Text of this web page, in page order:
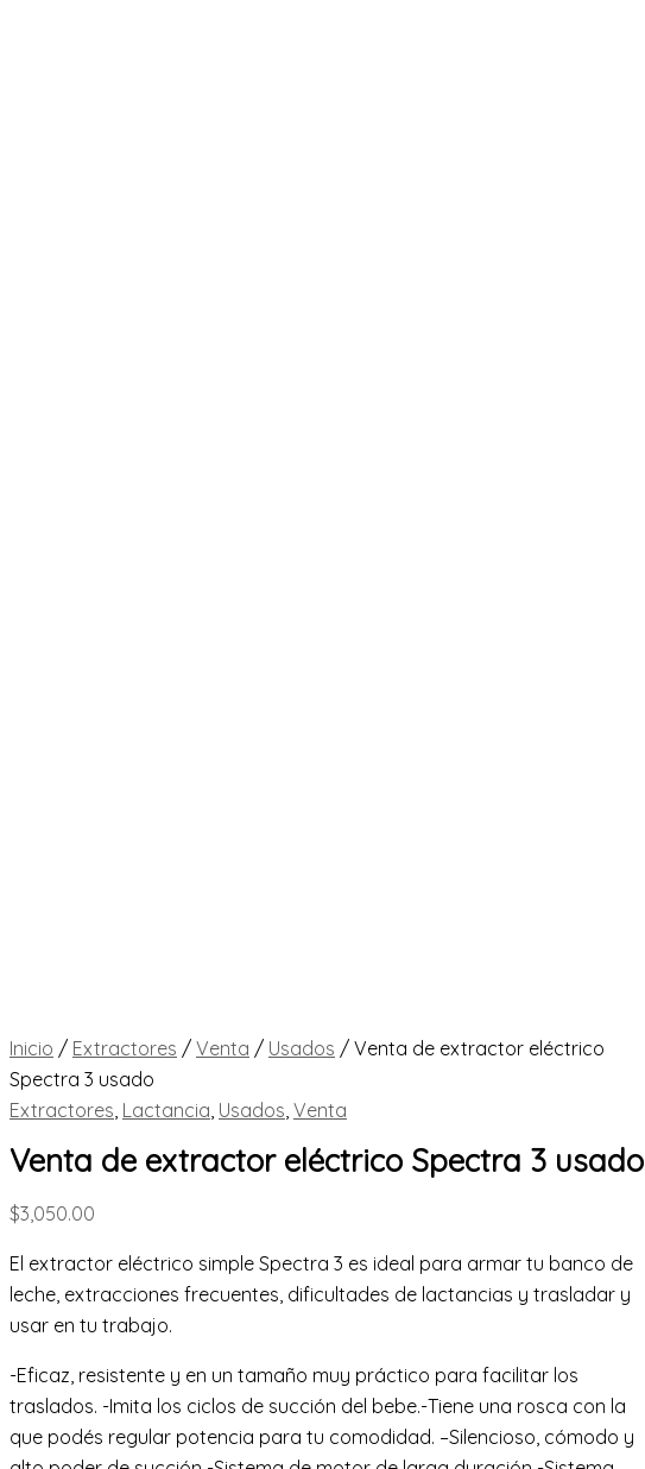
Inicio / Extractores / Venta / Usados / Venta de extractor eléctrico
Spectra 3 usado
Extractores, Lactancia, Usados, Venta
Venta de extractor eléctrico Spectra 3 usado
$3,050.00
El extractor eléctrico simple Spectra 3 es ideal para armar tu banco de
leche, extracciones frecuentes, dificultades de lactancias y trasladar y
usar en tu trabajo.
-Eficaz, resistente y en un tamaño muy práctico para facilitar los
traslados. -Imita los ciclos de succión del bebe.-Tiene una rosca con la
que podés regular potencia para tu comodidad. –Silencioso, cómodo y